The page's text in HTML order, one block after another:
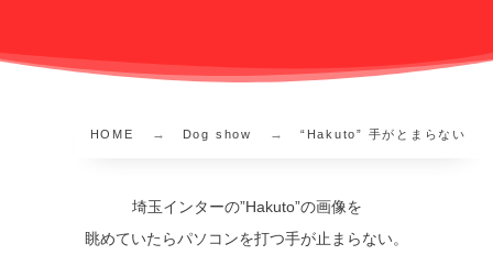
HOME Dog show “Hakuto” 手がとまらない
埼玉インターの”Hakuto”の画像を
眺めていたらパソコンを打つ手が止まらない。